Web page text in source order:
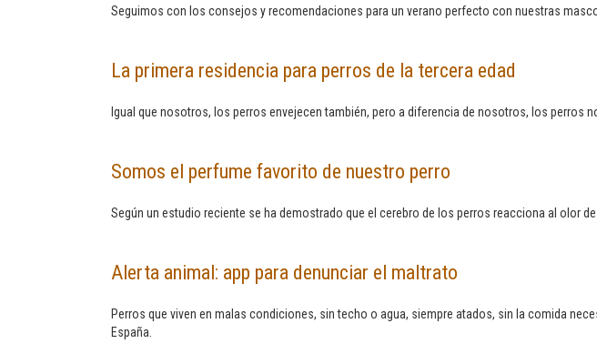
Seguimos con los consejos y recomendaciones para un verano perfecto con nuestras
La primera residencia para perros de la tercera edad
Igual que nosotros, los perros envejecen también, pero a diferencia de nosotros, los perros
Somos el perfume favorito de nuestro perro
Según un estudio reciente se ha demostrado que el cerebro de los perros reacciona al olor
Alerta animal: app para denunciar el maltrato
Perros que viven en malas condiciones, sin techo o agua, siempre atados, sin la comida
España.